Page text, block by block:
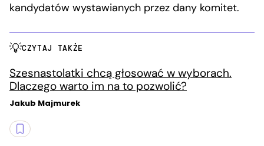
kandydatów wystawianych przez dany komitet.
CZYTAJ TAKŻE
Szesnastolatki chcą głosować w wyborach.
Dlaczego warto im na to pozwolić?
Jakub Majmurek